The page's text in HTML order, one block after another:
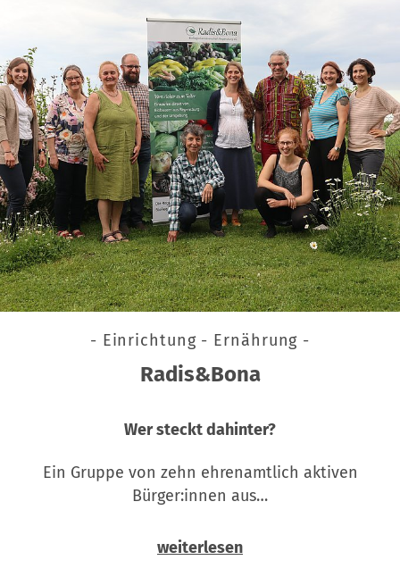
- Einrichtung - Ernährung -
Radis&Bona
Wer steckt dahinter?
Ein Gruppe von zehn ehrenamtlich aktiven
Bürger:innen aus…
weiterlesen